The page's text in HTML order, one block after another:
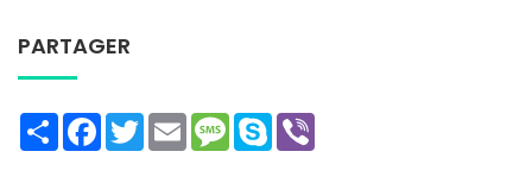
PARTAGER
ShareFacebookTwitterEmailMessage
Skype